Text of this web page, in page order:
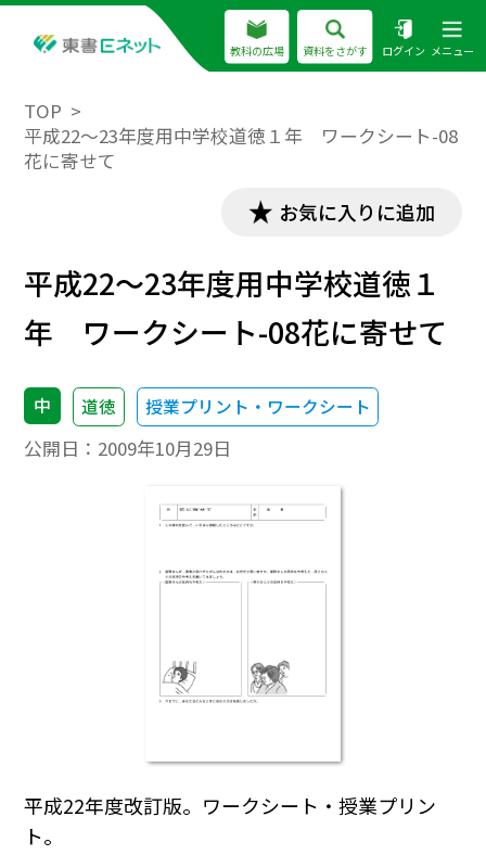
教科の広場 資料をさがす ログイン メニュー
TOP
平成22～23年度用中学校道徳１年 ワークシート-08
花に寄せて
お気に入りに追加
平成22～23年度用中学校道徳１
年 ワークシート-08花に寄せて
中 道徳 授業プリント・ワークシート
公開日： 2009年10月29日
平成22年度改訂版。ワークシート・授業プリン
ト。